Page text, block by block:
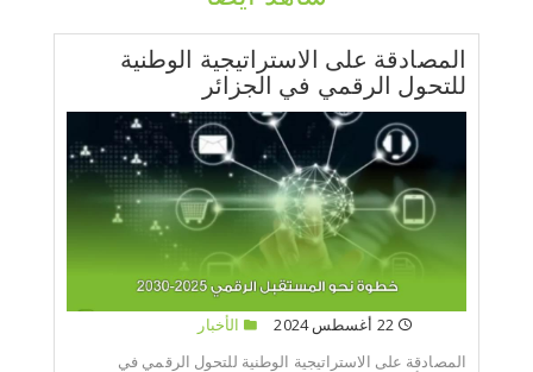
المصادقة على الاستراتيجية الوطنية
للتحول الرقمي في الجزائر
22 أغسطس 2024
الأخبار
المصادقة على الاستراتيجية الوطنية للتحول الرقمي في